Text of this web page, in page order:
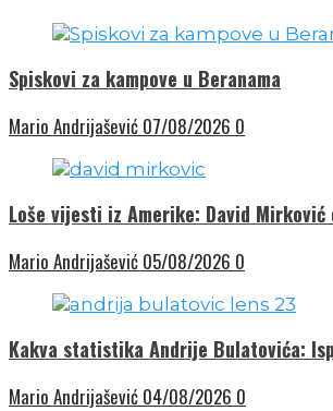
Spiskovi za kampove u Beranama
Mario Andrijašević 07/08/2026 0
Loše vijesti iz Amerike: David Mirković
Mario Andrijašević 05/08/2026 0
Kakva statistika Andrije Bulatovića:
Mario Andrijašević 04/08/2026 0